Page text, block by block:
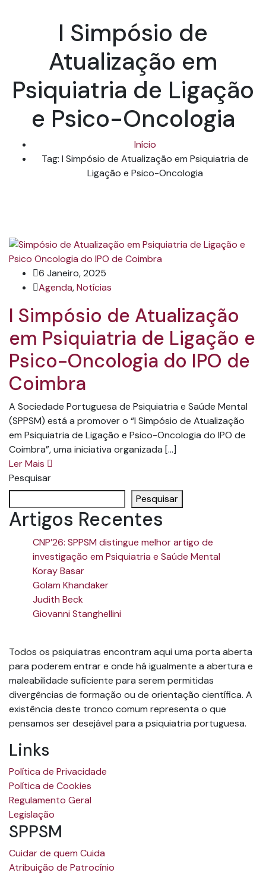
I Simpósio de
Atualização em
Psiquiatria de Ligação
e Psico-Oncologia
Início
Tag: I Simpósio de Atualização em Psiquiatria de
Ligação e Psico-Oncologia
6 Janeiro, 2025
Agenda,Notícias
I Simpósio de Atualização
em Psiquiatria de Ligação e
Psico-Oncologia do IPO de
Coimbra
A Sociedade Portuguesa de Psiquiatria e Saúde Mental
(SPPSM) está a promover o “I Simpósio de Atualização
em Psiquiatria de Ligação e Psico-Oncologia do IPO de
Coimbra”, uma iniciativa organizada […]
Ler Mais
Pesquisar
Pesquisar
Artigos Recentes
CNP’26: SPPSM distingue melhor artigo de
investigação em Psiquiatria e Saúde Mental
Koray Basar
Golam Khandaker
Judith Beck
Giovanni Stanghellini
Todos os psiquiatras encontram aqui uma porta aberta
para poderem entrar e onde há igualmente a abertura e
maleabilidade suficiente para serem permitidas
divergências de formação ou de orientação científica. A
existência deste tronco comum representa o que
pensamos ser desejável para a psiquiatria portuguesa.
Links
Política de Privacidade
Política de Cookies
Regulamento Geral
Legislação
SPPSM
Cuidar de quem Cuida
Atribuição de Patrocínio